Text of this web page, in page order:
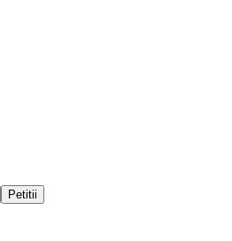
Petitii